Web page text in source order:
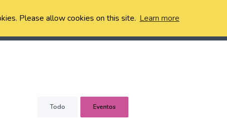
Please allow cookies on this site. Learn more
Todo Eventos